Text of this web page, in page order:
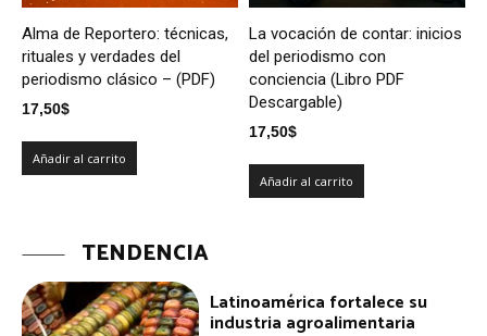
Alma de Reportero: técnicas,
rituales y verdades del
periodismo clásico – (PDF)
17,50$
Añadir al carrito
La vocación de contar: inicios
del periodismo con
conciencia (Libro PDF
Descargable)
17,50$
Añadir al carrito
TENDENCIA
Latinoamérica fortalece su
industria agroalimentaria